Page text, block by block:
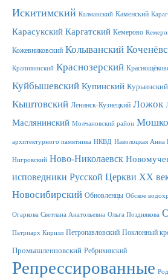
Искитимский Калманский Каменский
Карасукский Каргатский Кемерово
Кожевниковский Колыванский
Крапивинский Краснозерский
Куйбышевский Купинский Курьинский
Кыштовский Ленинск-Кузнецкий Ложок
Маслянинский Молчановский район
архитектурного памятника НКВД Наволоцкая Анна
Нигровский Ново-Николаевск
исповедники Русской Церкви XX
Новосибирский Обновленцы Обское
Огаркова Светлана Анатольевна Ольга Позднякова
Патриарх Кирилл Петропавловский Поклонный
Промышленновский Ребрихинский
Репрессированные